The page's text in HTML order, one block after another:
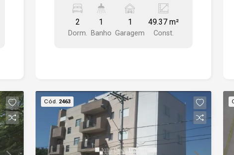
2
Dorm.
1
Banho
1
Garagem
49.37 m²
Const.
Cód. 2463